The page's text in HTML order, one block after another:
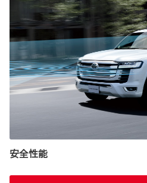
安全性能